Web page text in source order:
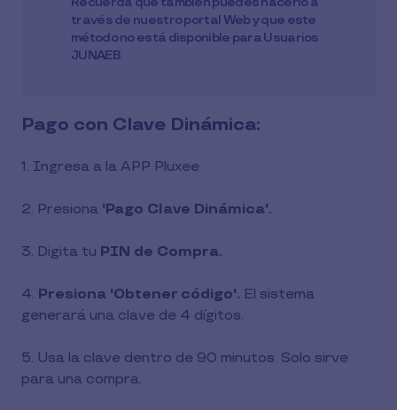
través de nuestro portal Web y que este
método no está disponible para Usuarios
JUNAEB.
Pago con Clave Dinámica:
1. Ingresa a la APP Pluxee
2. Presiona 'Pago Clave Dinámica'.
3. Digita tu PIN de Compra.
4. Presiona 'Obtener código'. El sistema
generará una clave de 4 dígitos.
5. Usa la clave dentro de 90 minutos. Solo sirve
para una compra.